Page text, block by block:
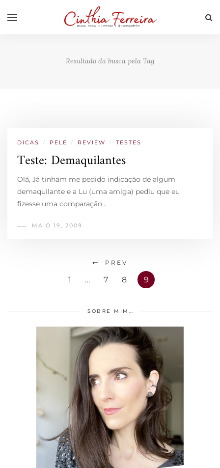
Resultado da busca pela Tag
DICAS / PELE / REVIEW / TESTES
Teste: Demaquilantes
Olá, Já tinham me pedido indicação de algum
demaquilante e a Lu (uma amiga) pediu que eu
fizesse uma comparação…
MAIO 19, 2009
PREV
1 … 7 8 9
SOBRE MIM…